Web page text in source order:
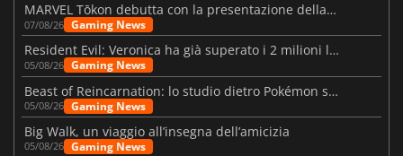
MARVEL Tōkon debutta con la presentazione della roadmap per il primo anno
07/08/26 Gaming News
Resident Evil: Veronica ha già superato i 2 milioni liste dei desideri
05/08/26 Gaming News
Beast of Reincarnation: lo studio dietro Pokémon su una nuova strada
05/08/26 Gaming News
Big Walk, un viaggio all’insegna dell’amicizia
05/08/26 Gaming News